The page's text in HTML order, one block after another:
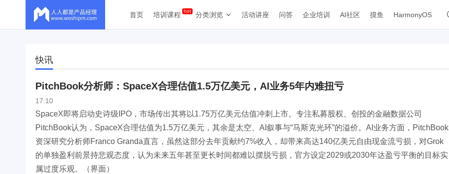
首页 培训课程 分类浏览 活动讲座 问答 企业培训 AI社区 摸鱼 HarmonyOS
快讯
PitchBook分析师：SpaceX合理估值1.5万亿美元，AI业务5年内难扭亏
17:10
SpaceX即将启动史诗级IPO，市场传出其将以1.75万亿美元估值冲刺上市。专注私募股权、创投的金融数据公司
PitchBook认为，SpaceX合理估值为1.5万亿美元，其余是太空、AI叙事与“马斯克光环”的溢价。AI业务方面，PitchBook
资深研究分析师Franco Granda直言，虽然这部分去年贡献约7%收入，却带来高达140亿美元自由现金流亏损，对Grok
的单独盈利前景持悲观态度，认为未来五年甚至更长时间都难以摆脱亏损，官方设定2029或2030年达盈亏平衡的目标实
属过度乐观。（界面）